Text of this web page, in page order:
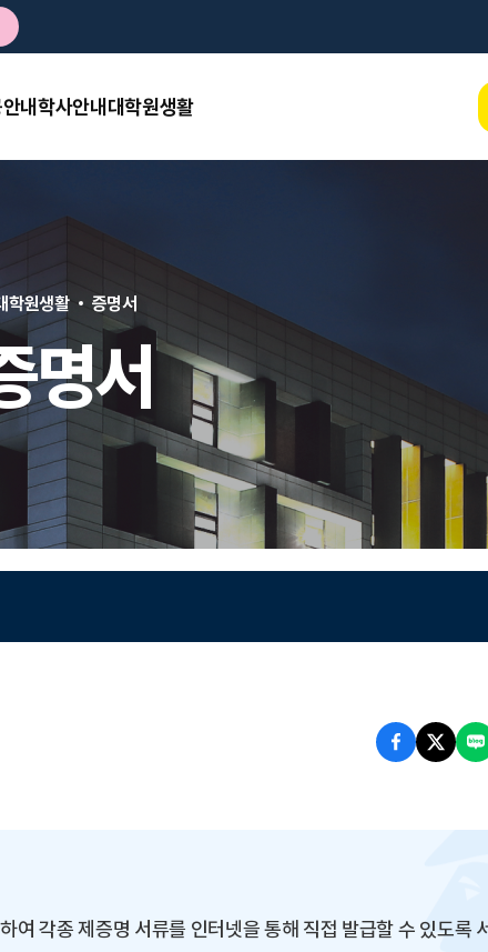
내학사안내대학원생활
명서
학원생활 증명서
각종 제증명 서류를 인터넷을 통해 직접 발급할 수 있도록